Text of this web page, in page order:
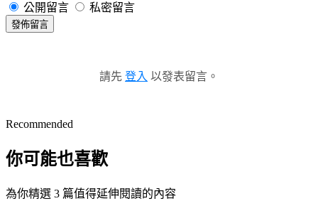
公開留言 私密留言
發佈留言
請先 登入 以發表留言。
Recommended
你可能也喜歡
為你精選 3 篇值得延伸閱讀的內容